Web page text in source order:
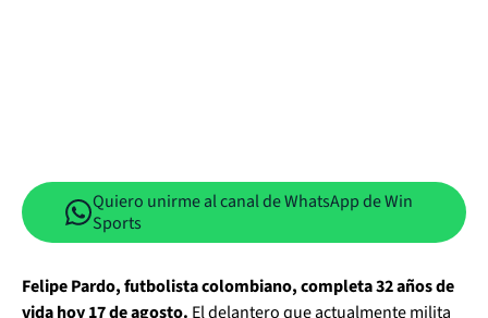
Quiero unirme al canal de WhatsApp de Win
Sports
Felipe Pardo, futbolista colombiano, completa 32 años de
vida hoy 17 de agosto. El delantero que actualmente milita